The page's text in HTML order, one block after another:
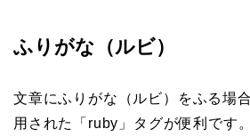
ふりがな（ルビ）
文章にふりがな（ルビ）をふる場
用された「ruby」タグが便利です